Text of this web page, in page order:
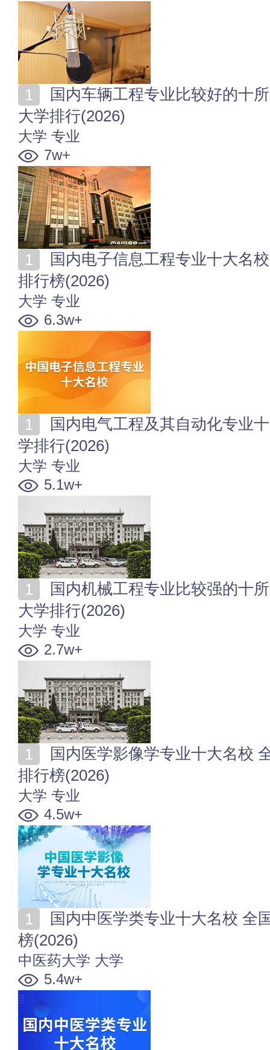
大学排行(2026)
大学 专业
7w+
排行榜(2026)
大学 专业
6.3w+
学排行(2026)
大学 专业
5.1w+
大学排行(2026)
大学 专业
2.7w+
排行榜(2026)
大学 专业
4.5w+
榜(2026)
中医药大学 大学
5.4w+